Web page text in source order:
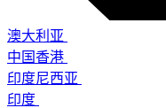
澳大利亚
中国香港
印度尼西亚
印度